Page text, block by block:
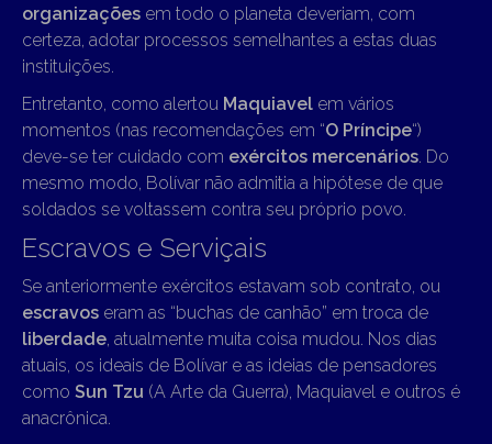
organizações em todo o planeta deveriam, com
certeza, adotar processos semelhantes a estas duas
instituições.
Entretanto, como alertou Maquiavel em vários
momentos (nas recomendações em “O Príncipe“)
deve-se ter cuidado com exércitos mercenários. Do
mesmo modo, Bolívar não admitia a hipótese de que
soldados se voltassem contra seu próprio povo.
Escravos e Serviçais
Se anteriormente exércitos estavam sob contrato, ou
escravos eram as “buchas de canhão” em troca de
liberdade, atualmente muita coisa mudou. Nos dias
atuais, os ideais de Bolívar e as ideias de pensadores
como Sun Tzu (A Arte da Guerra), Maquiavel e outros é
anacrônica.